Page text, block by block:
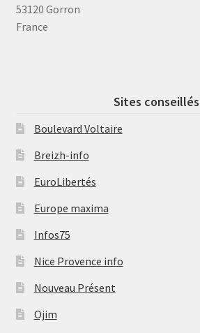
53120 Gorron
France
Sites conseillés
Boulevard Voltaire
Breizh-info
EuroLibertés
Europe maxima
Infos75
Nice Provence info
Nouveau Présent
Ojim